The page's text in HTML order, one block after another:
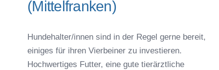
(Mittelfranken)
Hundehalter/innen sind in der Regel gerne bereit,
einiges für ihren Vierbeiner zu investieren.
Hochwertiges Futter, eine gute tierärztliche